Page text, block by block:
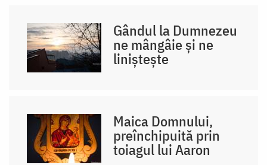
Gândul la Dumnezeu
ne mângâie și ne
liniștește
Maica Domnului,
preînchipuită prin
toiagul lui Aaron